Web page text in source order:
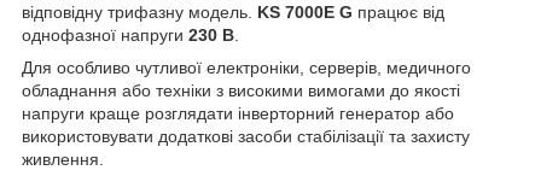
відповідну трифазну модель. KS 7000E G працює від
однофазної напруги 230 В
Для особливо чутливої електроніки, серверів, медичного
обладнання або техніки з високими вимогами до якості
напруги краще розглядати інверторний генератор або
використовувати додаткові засоби стабілізації та захисту
живлення.